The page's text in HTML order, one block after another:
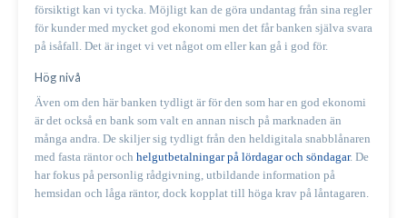
försiktigt kan vi tycka. Möjligt kan de göra undantag från sina regler
för kunder med mycket god ekonomi men det får banken själva svara
på isåfall. Det är inget vi vet något om eller kan gå i god för.
Hög nivå
Även om den här banken tydligt är för den som har en god ekonomi
är det också en bank som valt en annan nisch på marknaden än
många andra. De skiljer sig tydligt från den heldigitala snabblånaren
med fasta räntor och helgutbetalningar på lördagar och söndagar. De
har fokus på personlig rådgivning, utbildande information på
hemsidan och låga räntor, dock kopplat till höga krav på låntagaren.